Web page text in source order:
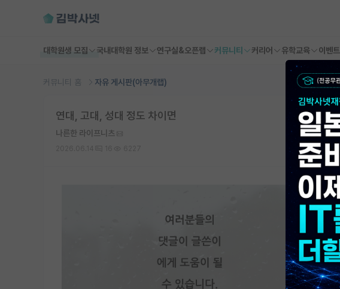
대학원생 모집 국내대학원 정보 연구실&오픈랩 커뮤니티 커리어 유학교육 이벤트
커뮤니티 홈 자유 게시판(아무개랩)
연대, 고대, 성대 정도 차이면
나른한 라이프니츠